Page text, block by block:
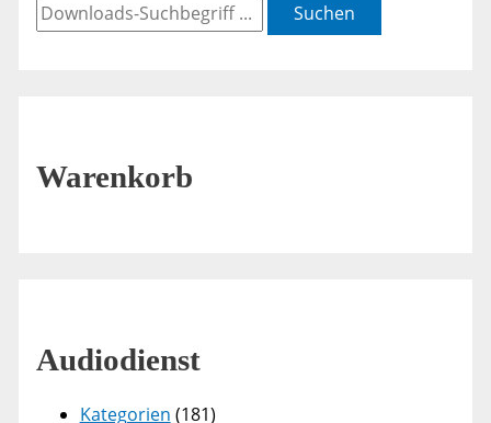
Suchen
Warenkorb
Audiodienst
Kategorien (181)